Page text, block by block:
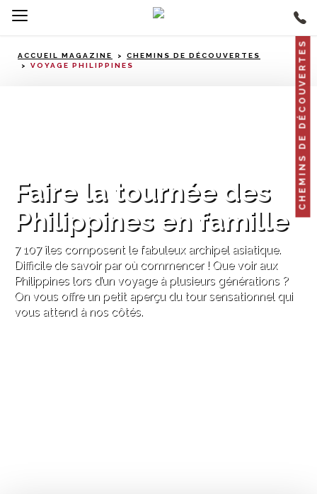
ACCUEIL MAGAZINE
CHEMINS DE DÉCOUVERTES
VOYAGE PHILIPPINES
CHEMINS DE DÉCOUVERTES
Faire la tournée des
Philippines en famille
7 107 îles composent le fabuleux archipel asiatique.
Difficile de savoir par où commencer ! Que voir aux
Philippines lors d’un voyage à plusieurs générations ?
On vous offre un petit aperçu du tour sensationnel qui
vous attend à nos côtés.